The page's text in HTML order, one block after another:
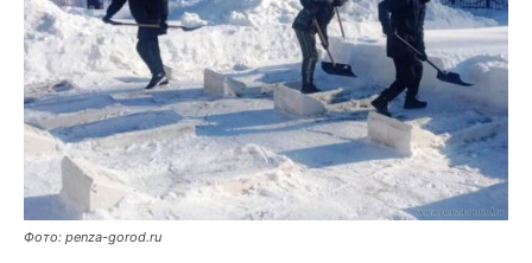
Фото: penza-gorod.ru